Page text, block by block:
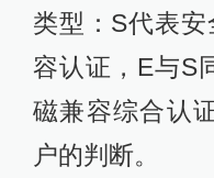
类型：S代表
容认证，E与S
磁兼容综合认
户的判断。